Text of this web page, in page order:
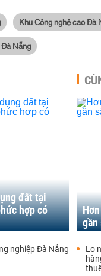
Khu Công nghệ cao Đà
Đà Nẵng
đất tại
hợp có
nghiệp Đà Nẵng
gần
Lo